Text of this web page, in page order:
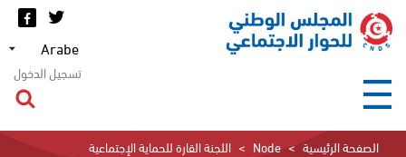
إلى
المحتوى
Select
your
language
تسجيل الدخول
الصفحة الرئيسية Node اللجنة القارة للحماية الإجتماعية